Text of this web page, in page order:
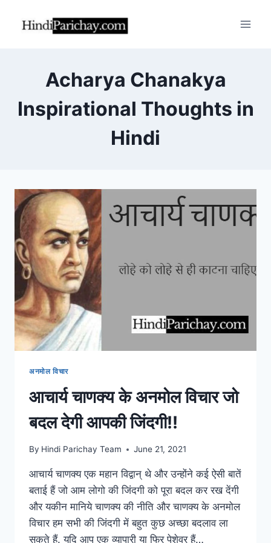
Acharya Chanakya
Inspirational Thoughts in
Hindi
अनमोल विचार
आचार्य चाणक्य के अनमोल विचार जो
बदल देगी आपकी जिंदगी!!
By Hindi Parichay Team June 21, 2021
आचार्य चाणक्य एक महान विद्वान् थे और उन्होंने कई ऐसी बातें
बताई हैं जो आम लोगो की जिंदगी को पूरा बदल कर रख देंगी
और यकीन मानिये चाणक्य की नीति और चाणक्य के अनमोल
विचार हम सभी की जिंदगी में बहुत कुछ अच्छा बदलाव ला
सकते हैं. यदि आप एक व्यापारी या फिर पेशेवर हैं…